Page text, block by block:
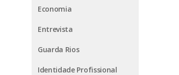
Economia
Entrevista
Guarda Rios
Identidade Profissional